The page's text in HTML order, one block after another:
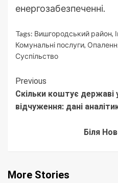
енергозабезпеченні.
Tags: Вишгородський район,
Комунальні послуги,
Суспільство
Continue
Reading
Previous
Скільки коштує державі
відчуження: дані
Біля
More Stories